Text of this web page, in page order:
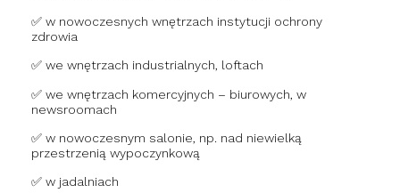
✅ w nowoczesnych wnętrzach instytucji ochrony
zdrowia
✅ we wnętrzach industrialnych, loftach
✅ we wnętrzach komercyjnych – biurowych, w
newsroomach
✅ w nowoczesnym salonie, np. nad niewielką
przestrzenią wypoczynkową
✅ w jadalniach